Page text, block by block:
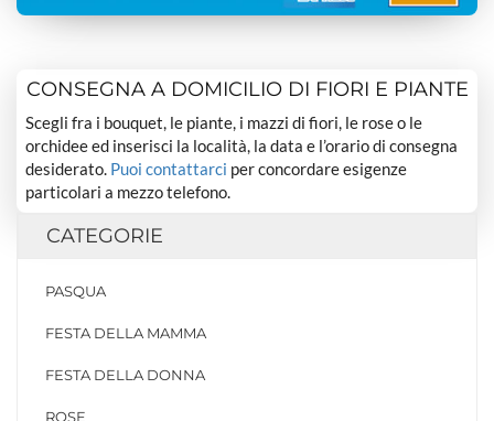
CONSEGNA A DOMICILIO DI FIORI E PIANTE
Scegli fra i bouquet, le piante, i mazzi di fiori, le rose o le
orchidee ed inserisci la località, la data e l’orario di consegna
desiderato. Puoi contattarci per concordare esigenze
particolari a mezzo telefono.
CATEGORIE
PASQUA
FESTA DELLA MAMMA
FESTA DELLA DONNA
ROSE